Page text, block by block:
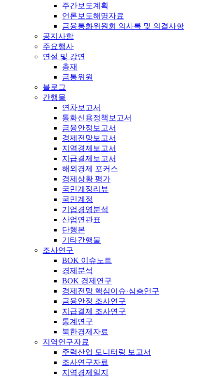
주간보도계획
언론보도해명자료
금융통화위원회 의사록 및 의결사항
공지사항
주요행사
연설 및 강연
총재
금통위원
블로그
간행물
연차보고서
통화신용정책보고서
금융안정보고서
경제전망보고서
지역경제보고서
지급결제보고서
해외경제 포커스
경제상황 평가
국민계정리뷰
국민계정
기업경영분석
산업연관표
단행본
기타간행물
조사연구
BOK 이슈노트
경제분석
BOK 경제연구
경제전망 핵심이슈·심층연구
금융안정 조사연구
지급결제 조사연구
통계연구
북한경제자료
지역연구자료
주력산업 모니터링 보고서
조사연구자료
지역경제일지